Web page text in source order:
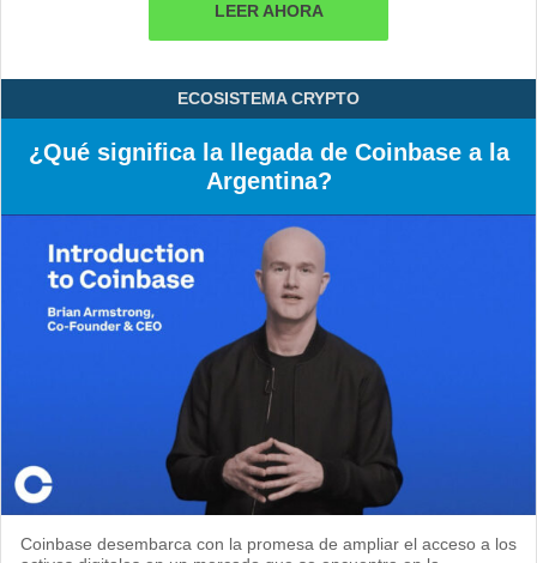
LEER AHORA
ECOSISTEMA CRYPTO
¿Qué significa la llegada de Coinbase a la
Argentina?
Coinbase desembarca con la promesa de ampliar el acceso a los